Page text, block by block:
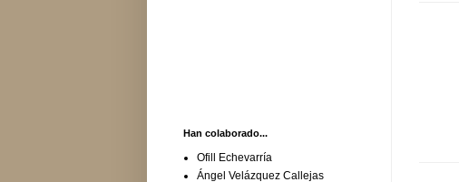
Han colaborado...
Ofill Echevarría
Ángel Velázquez Callejas